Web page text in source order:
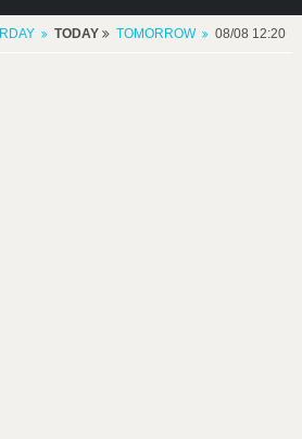
TODAY TOMORROW 08/08 12:20